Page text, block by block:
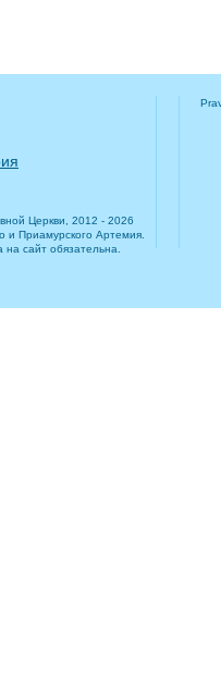
Церкви, 2012 - 2026
и Приамурского Артемия.
сайт обязательна.